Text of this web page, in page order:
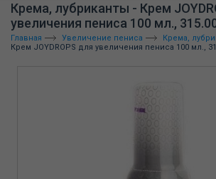
Крема, лубриканты - Крем
увеличения пениса 100 мл.,
Главная Увеличение пениса
Крема,
Крем JOYDROPS для увеличения пениса 100 мл.,